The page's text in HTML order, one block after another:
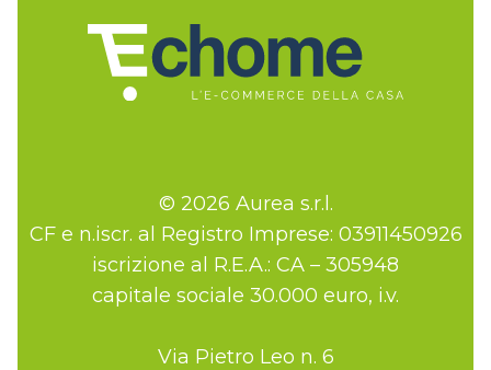
© 2026 Aurea s.r.l.
CF e n.iscr. al Registro Imprese: 03911450926
iscrizione al R.E.A.: CA – 305948
capitale sociale 30.000 euro, i.v.
Via Pietro Leo n. 6